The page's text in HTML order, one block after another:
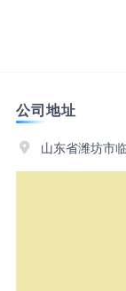
公司地址
山东省潍坊市